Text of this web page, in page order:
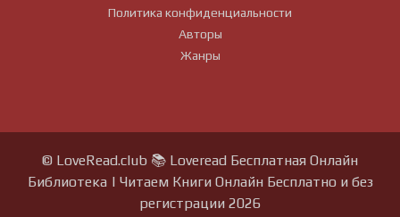
Политика конфиденциальности
Авторы
Жанры
© LoveRead.club 📚 Loveread Бесплатная Онлайн
Библиотека | Читаем Книги Онлайн Бесплатно и без
регистрации 2026